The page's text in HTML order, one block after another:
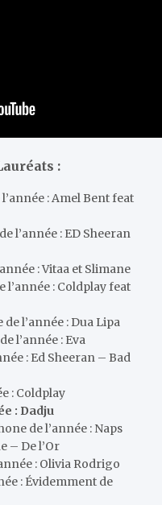
:
: Amel Bent feat
l’année : ED Sheeran
: Vitaa et Slimane
: Coldplay feat
l’année : Dua Lipa
l’année : Eva
: Ed Sheeran – Bad
: Coldplay
: Dadju
de l’année : Naps
– De l’Or
: Olivia Rodrigo
: Évidemment de